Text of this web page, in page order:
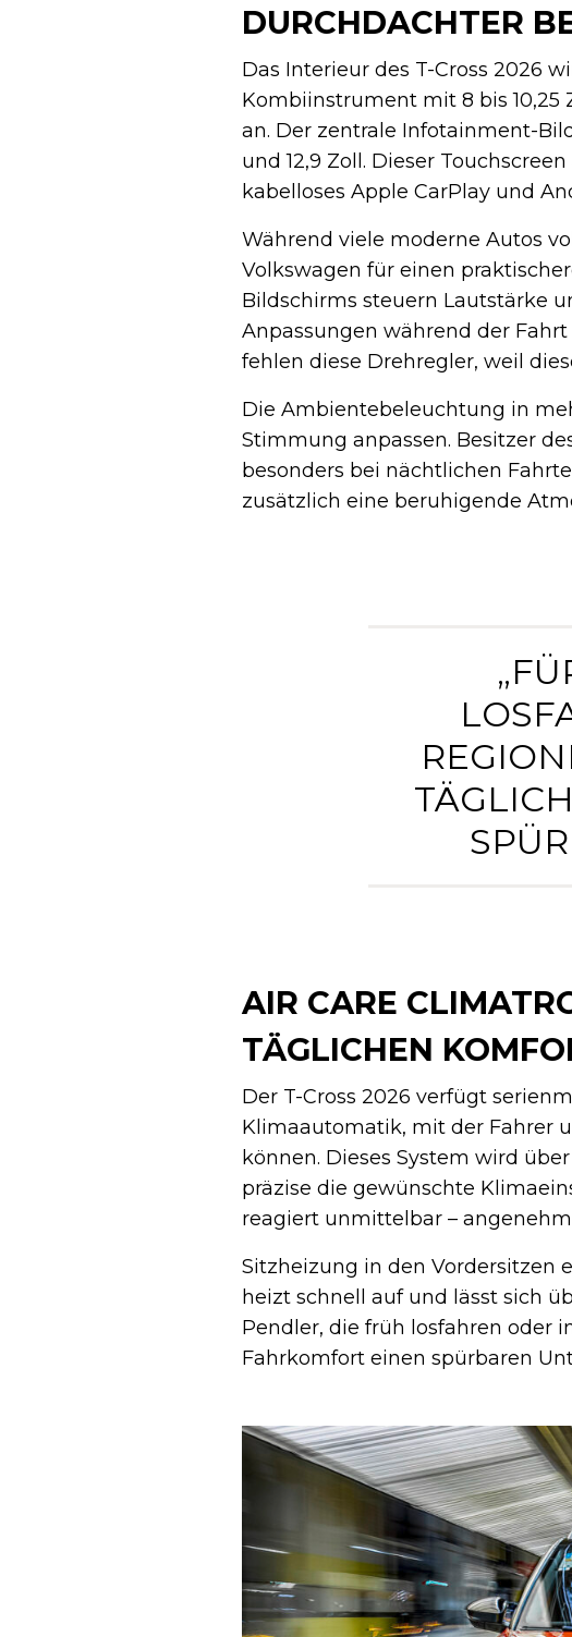
DURCHDACHTER
Das Interieur des T-Cross 2026
Kombiinstrument mit 8 bis
an. Der zentrale Infotainment-
und 12,9 Zoll. Dieser
kabelloses Apple CarPlay und
Während viele moderne Autos
Volkswagen für einen
Bildschirms steuern Lautstärke
Anpassungen während der
fehlen diese Drehregler, weil
Die Ambientebeleuchtung in
Stimmung anpassen. Besitzer
besonders bei nächtlichen
zusätzlich eine beruhigende
AIR CARE
TÄGLICHEN
Der T-Cross 2026 verfügt
Klimaautomatik, mit der Fahrer
können. Dieses System wird
präzise die gewünschte
reagiert unmittelbar –
Sitzheizung in den Vordersitzen
heizt schnell auf und lässt sich
Pendler, die früh losfahren oder
Fahrkomfort einen spürbaren